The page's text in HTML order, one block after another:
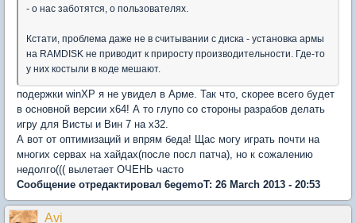
- о нас заботятся, о пользователях.
Кстати, проблема даже не в считывании с диска - установка армы
на RAMDISK не приводит к приросту производительности. Где-то
у них костыли в коде мешают.
подержки winXP я не увидел в Арме. Так что, скорее всего будет
в основной версии х64! А то глупо со стороны разрабов делать
игру для Висты и Вин 7 на х32.
А вот от оптимизаций и впрям беда! Щас могу играть почти на
многих сервах на хайдах(после посл патча), но к сожалению
недолго((( вылетает ОЧЕНЬ часто
Сообщение отредактировал 6egemoT: 26 March 2013 - 20:53
Avi